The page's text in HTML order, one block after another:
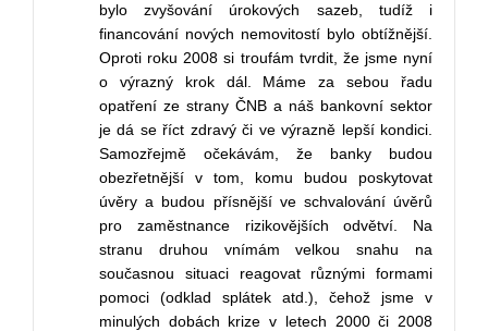
bylo zvyšování úrokových sazeb, tudíž i
financování nových nemovitostí bylo obtížnější.
Oproti roku 2008 si troufám tvrdit, že jsme nyní
o výrazný krok dál. Máme za sebou řadu
opatření ze strany ČNB a náš bankovní sektor
je dá se říct zdravý či ve výrazně lepší kondici.
Samozřejmě očekávám, že banky budou
obezřetnější v tom, komu budou poskytovat
úvěry a budou přísnější ve schvalování úvěrů
pro zaměstnance rizikovějších odvětví. Na
stranu druhou vnímám velkou snahu na
současnou situaci reagovat různými formami
pomoci (odklad splátek atd.), čehož jsme v
minulých dobách krize v letech 2000 či 2008